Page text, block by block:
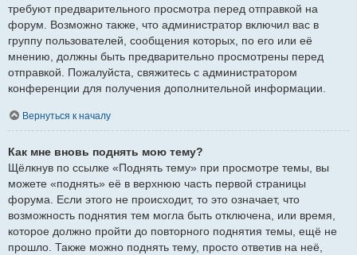
требуют предварительного просмотра перед отправкой на
форум. Возможно также, что администратор включил вас в
группу пользователей, сообщения которых, по его или её
мнению, должны быть предварительно просмотрены перед
отправкой. Пожалуйста, свяжитесь с администратором
конференции для получения дополнительной информации.
Вернуться к началу
Как мне вновь поднять мою тему?
Щёлкнув по ссылке «Поднять тему» при просмотре темы, вы
можете «поднять» её в верхнюю часть первой страницы
форума. Если этого не происходит, то это означает, что
возможность поднятия тем могла быть отключена, или время,
которое должно пройти до повторного поднятия темы, ещё не
прошло. Также можно поднять тему, просто ответив на неё,